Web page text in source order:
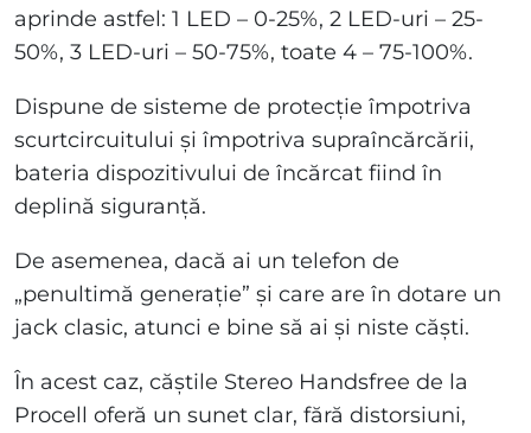
aprinde astfel: 1 LED – 0-25%, 2 LED-uri – 25-
50%, 3 LED-uri – 50-75%, toate 4 – 75-100%.
Dispune de sisteme de protecție împotriva
scurtcircuitului și împotriva supraîncărcării,
bateria dispozitivului de încărcat fiind în
deplină siguranță.
De asemenea, dacă ai un telefon de
„penultimă generație” și care are în dotare un
jack clasic, atunci e bine să ai și niste căști.
În acest caz, căștile Stereo Handsfree de la
Procell oferă un sunet clar, fără distorsiuni,